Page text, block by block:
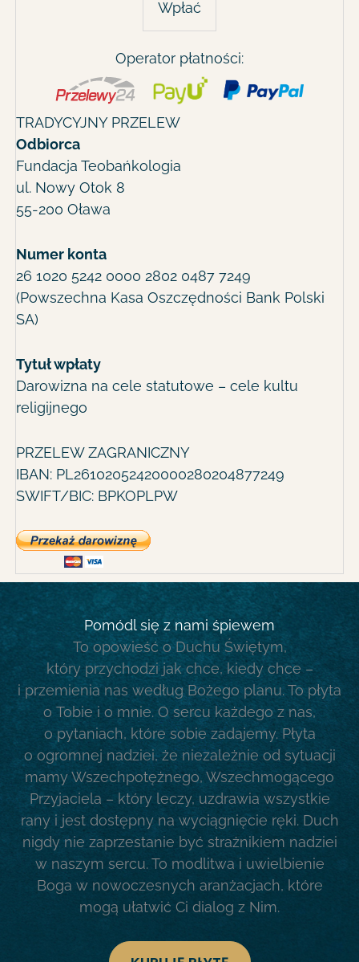
Wpłać
Operator płatności:
TRADYCYJNY PRZELEW
Odbiorca
Fundacja Teobańkologia
ul. Nowy Otok 8
55-200 Oława
Numer konta
26 1020 5242 0000 2802 0487 7249
(Powszechna Kasa Oszczędności Bank Polski
SA)
Tytuł wpłaty
Darowizna na cele statutowe – cele kultu
religijnego
PRZELEW ZAGRANICZNY
IBAN: PL26102052420000280204877249
SWIFT/BIC: BPKOPLPW
Pomódl się z nami śpiewem
To opowieść o Duchu Świętym,
który przychodzi jak chce, kiedy chce –
i przemienia nas według Bożego planu. To płyta
o Tobie i o mnie. O sercu każdego z nas,
o pytaniach, które sobie zadajemy. Płyta
o ogromnej nadziei, że niezależnie od sytuacji
mamy Wszechpotężnego, Wszechmogącego
Przyjaciela – który leczy, uzdrawia wszystkie
rany i jest dostępny na wyciągnięcie ręki. Duch
nigdy nie zaprzestanie być strażnikiem nadziei
w naszym sercu. To modlitwa i uwielbienie
Boga w nowoczesnych aranżacjach, które
mogą ułatwić Ci dialog z Nim.